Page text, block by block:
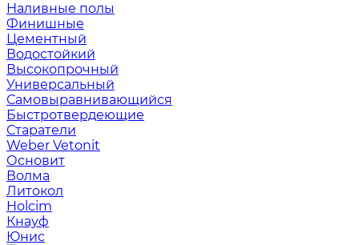
Наливные полы
Финишные
Цементный
Водостойкий
Высокопрочный
Универсальный
Самовыравнивающийся
Быстротвердеющие
Старатели
Weber Vetonit
Основит
Волма
Литокол
Holcim
Кнауф
Юнис